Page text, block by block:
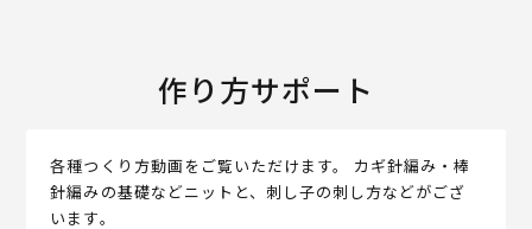
作り方サポート
各種つくり方動画をご覧いただけます。 カギ針編み・棒
針編みの基礎などニットと、刺し子の刺し方などがござ
います。